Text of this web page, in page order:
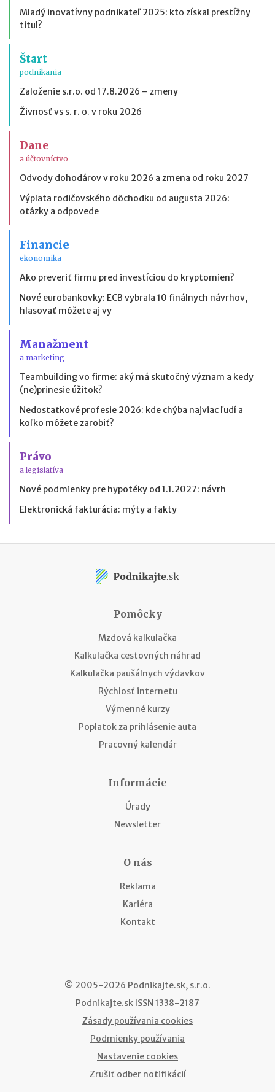
Mladý inovatívny podnikateľ 2025: kto získal prestížny
titul?
Štart
podnikania
Založenie s.r.o. od 17.8.2026 – zmeny
Živnosť vs s. r. o. v roku 2026
Dane
a účtovníctvo
Odvody dohodárov v roku 2026 a zmena od roku 2027
Výplata rodičovského dôchodku od augusta 2026:
otázky a odpovede
Financie
ekonomika
Ako preveriť firmu pred investíciou do kryptomien?
Nové eurobankovky: ECB vybrala 10 finálnych návrhov,
hlasovať môžete aj vy
Manažment
a marketing
Teambuilding vo firme: aký má skutočný význam a kedy
(ne)prinesie úžitok?
Nedostatkové profesie 2026: kde chýba najviac ľudí a
koľko môžete zarobiť?
Právo
a legislatíva
Nové podmienky pre hypotéky od 1.1.2027: návrh
Elektronická fakturácia: mýty a fakty
Pomôcky
Mzdová kalkulačka
Kalkulačka cestovných náhrad
Kalkulačka paušálnych výdavkov
Rýchlosť internetu
Výmenné kurzy
Poplatok za prihlásenie auta
Pracovný kalendár
Informácie
Úrady
Newsletter
O nás
Reklama
Kariéra
Kontakt
© 2005-2026 Podnikajte.sk, s.r.o.
Podnikajte.sk ISSN 1338-2187
Zásady používania cookies
Podmienky používania
Nastavenie cookies
Zrušiť odber notifikácií